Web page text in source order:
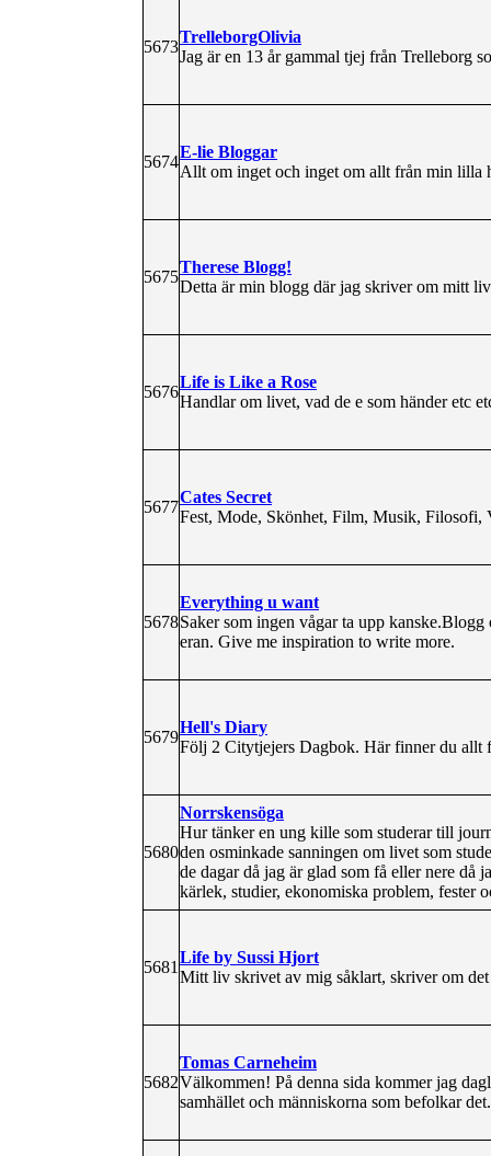
5673
TrelleborgOlivia
Jag är en 13 år gammal tjej från Trelleborg
5674
E-lie Bloggar
Allt om inget och inget om allt från min lilla
5675
Therese Blogg!
Detta är min blogg där jag skriver om mitt
5676
Life is Like a Rose
Handlar om livet, vad de e som händer etc
5677
Cates Secret
Fest, Mode, Skönhet, Film, Musik, Filosofi,
5678
Everything u want
Saker som ingen vågar ta upp
eran. Give me inspiration to write more.
5679
Hell's Diary
Följ 2 Citytjejers Dagbok. Här finner du allt
5680
Norrskensöga
Hur tänker en ung kille som studerar till
den osminkade sanningen om livet som
de dagar då jag är glad som få eller nere
kärlek, studier, ekonomiska problem, fester
5681
Life by Sussi Hjort
Mitt liv skrivet av mig såklart, skriver om
5682
Tomas Carneheim
Välkommen! På denna sida kommer jag
samhället och människorna som befolkar det.